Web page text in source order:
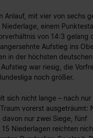
Anlauf, mit vier von sechs
einem
von 14:3 gelang
Aufstieg ins
in der höchsten
war riesig, die
noch größer.
sich nicht lange – nach nur
vorerst ausgeträumt:
davon nur zwei Siege, fünf
Niederlagen reichten